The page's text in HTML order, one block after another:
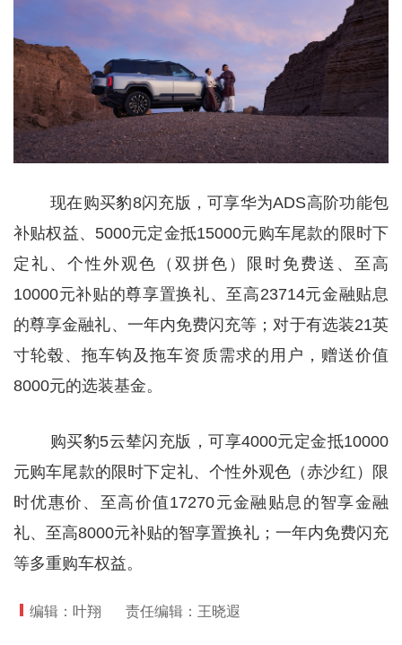
现在购买豹8闪充版，可享华为ADS高阶功能包
补贴权益、5000元定金抵15000元购车尾款的限时下
定礼、个性外观色（双拼色）限时免费送、至高
10000元补贴的尊享置换礼、至高23714元金融贴息
的尊享金融礼、一年内免费闪充等；对于有选装21英
寸轮毂、拖车钩及拖车资质需求的用户，赠送价值
8000元的选装基金。
购买豹5云辇闪充版，可享4000元定金抵10000
元购车尾款的限时下定礼、个性外观色（赤沙红）限
时优惠价、至高价值17270元金融贴息的智享金融
礼、至高8000元补贴的智享置换礼；一年内免费闪充
等多重购车权益。
编辑：叶翔 责任编辑：王晓遐